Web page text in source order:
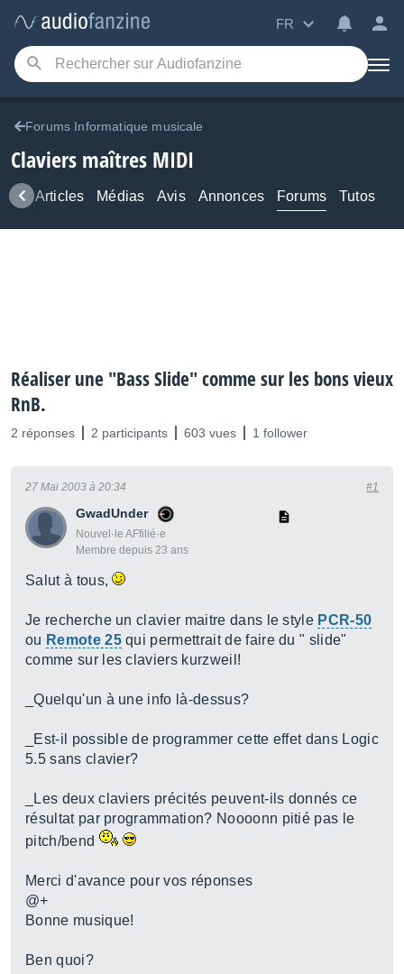
FR
Forums Informatique musicale
Claviers maîtres MIDI
Articles Médias Avis Annonces Forums Tutos
Réaliser une "Bass Slide" comme sur les bons vieux
RnB.
2 réponses 2 participants 603 vues 1 follower
GwadUnder
Nouvel·le AFfilié·e
Membre depuis 23 ans
27 Mai 2003 à 20:34 #1
Salut à tous,
Je recherche un clavier maitre dans le style PCR-50
ou Remote 25qui permettrait de faire du " slide"
comme sur les claviers kurzweil!
_Quelqu'un à une info là-dessus?
_Est-il possible de programmer cette effet dans Logic
5.5 sans clavier?
_Les deux claviers précités peuvent-ils donnés ce
résultat par programmation? Noooonn pitié pas le
pitch/bend
Merci d'avance pour vos réponses
@+
Bonne musique!
Ben quoi?